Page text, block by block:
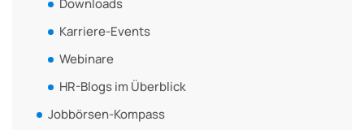
Karriere-Events
Webinare
HR-Blogs im Überblick
Jobbörsen-Kompass